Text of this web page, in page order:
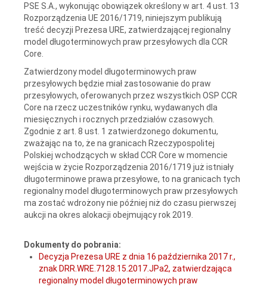
PSE S.A., wykonując obowiązek określony w art. 4 ust. 13
Rozporządzenia UE 2016/1719, niniejszym publikują
treść decyzji Prezesa URE, zatwierdzającej regionalny
model długoterminowych praw przesyłowych dla CCR
Core.
Zatwierdzony model długoterminowych praw
przesyłowych będzie miał zastosowanie do praw
przesyłowych, oferowanych przez wszystkich OSP CCR
Core na rzecz uczestników rynku, wydawanych dla
miesięcznych i rocznych przedziałów czasowych.
Zgodnie z art. 8 ust. 1 zatwierdzonego dokumentu,
zważając na to, że na granicach Rzeczypospolitej
Polskiej wchodzących w skład CCR Core w momencie
wejścia w życie Rozporządzenia 2016/1719 już istniały
długoterminowe prawa przesyłowe, to na granicach tych
regionalny model długoterminowych praw przesyłowych
ma zostać wdrożony nie później niż do czasu pierwszej
aukcji na okres alokacji obejmujący rok 2019.
Dokumenty do pobrania:
Decyzja Prezesa URE z dnia 16 października 2017 r.,
znak DRR.WRE.7128.15.2017.JPa2, zatwierdzająca
regionalny model długoterminowych praw